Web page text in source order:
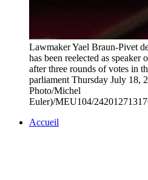
Lawmaker Yael Braun-Pivet
has been reelected as
after three rounds of votes in
parliament Thursday July 18,
Photo/Michel
Euler)/MEU104/
Accueil